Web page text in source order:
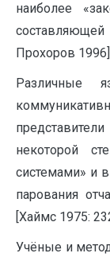
наиболее
Прохоров
Различные
некоторой
системами» и
парования
[Хаймс 1975:
Учёные и